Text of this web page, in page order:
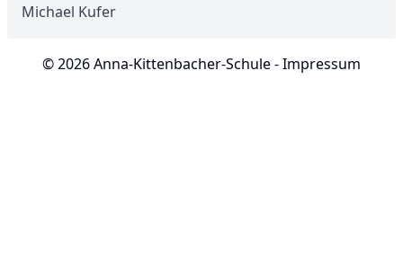
Michael Kufer
© 2026 Anna-Kittenbacher-Schule -Impressum